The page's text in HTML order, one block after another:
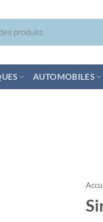
AUTOMOBILES